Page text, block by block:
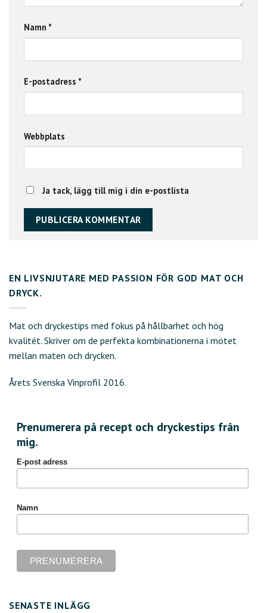
Namn *
E-postadress *
Webbplats
Ja tack, lägg till mig i din e-postlista
EN LIVSNJUTARE MED PASSION FÖR GOD MAT OCH
DRYCK.
Mat och dryckestips med fokus på hållbarhet och hög
kvalitét. Skriver om de perfekta kombinationerna i mötet
mellan maten och drycken.
Årets Svenska Vinprofil 2016.
Prenumerera på recept och dryckestips från
mig.
E-post adress
Namn
SENASTE INLÄGG